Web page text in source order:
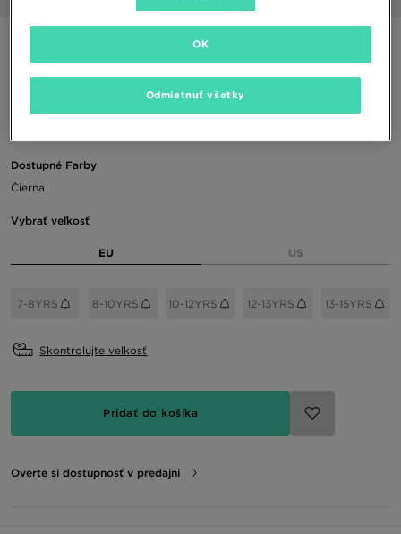
Dostupné Farby
Čierna
Vybrať veľkosť
EU US
7-8YRS 8-10YRS 10-12YRS 12-13YRS 13-15YRS
Skontrolujte veľkosť
Pridať do košíka
Overte si dostupnosť v predajni
Odmietnuť všetky
OK